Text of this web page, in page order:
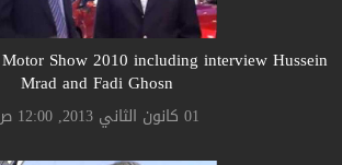
Show 2010 including interview Hussein
Mrad and Fadi Ghosn
01 كانون الثاني 2013, 12:00 ص